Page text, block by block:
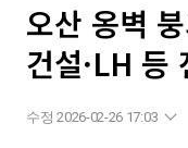
오산 옹벽
건설·LH 등
수정 2026-02-26 17:03